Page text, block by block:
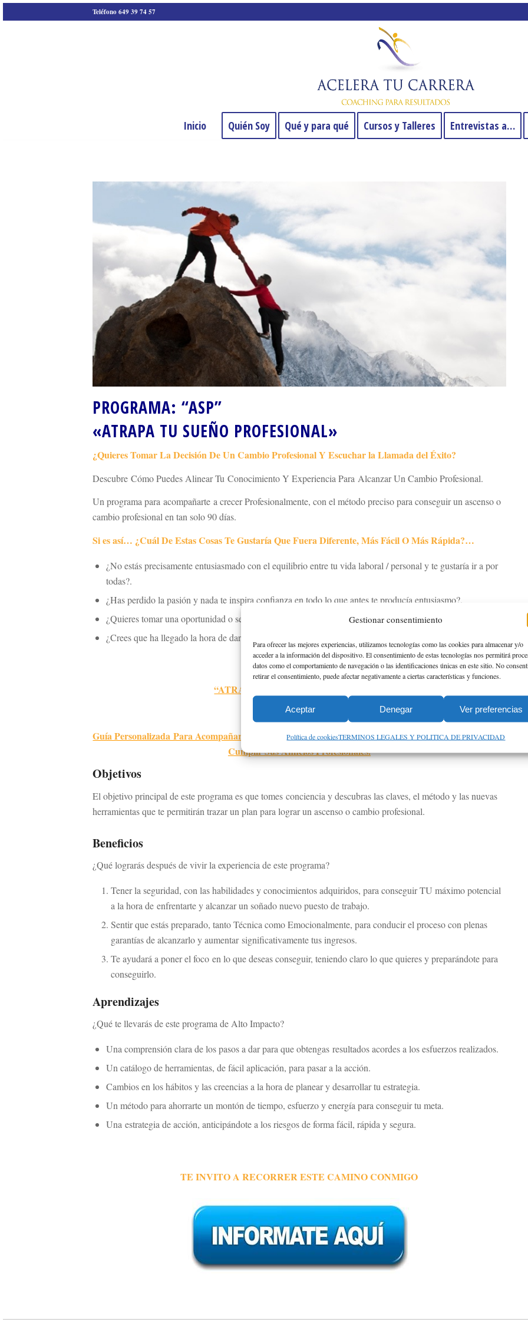
Gestionar consentimiento
Para ofrecer las mejores experiencias, utilizamos tecnologías como las cookies para almacenar y/o
acceder a la información del dispositivo. El consentimiento de estas tecnologías nos permitirá
datos como el comportamiento de navegación o las identificaciones únicas en este sitio. No
retirar el consentimiento, puede afectar negativamente a ciertas características y funciones.
Aceptar Denegar Ver preferencias
Política de cookiesTERMINOS LEGALES Y POLITICA DE PRIVACIDAD
Teléfono 649 39 74 57
Inicio Quién Soy Qué y para qué Cursos y Talleres Entrevistas a…
PROGRAMA: “ASP”
«ATRAPA TU SUEÑO PROFESIONAL»
¿Quieres Tomar La Decisión De Un Cambio Profesional Y Escuchar la Llamada del Éxito?
Descubre Cómo Puedes Alinear Tu Conocimiento Y Experiencia Para Alcanzar Un Cambio Profesional.
Un programa para acompañarte a crecer Profesionalmente, con el método preciso para conseguir un ascenso o
cambio profesional en tan solo 90 días.
Si es así… ¿Cuál De Estas Cosas Te Gustaría Que Fuera Diferente, Más Fácil O Más Rápida?…
¿No estás precisamente entusiasmado con el equilibrio entre tu vida laboral / personal y te gustaría ir a por
todas?.
¿Has perdido la pasión y nada te inspira confianza en todo lo que antes te producía entusiasmo?.
¿Quieres tomar una oportunidad o seguir esperando a que como, ocurre raramente esta se presente?
¿Crees que ha llegado la hora de dar a tus ideas y sueños otras posibilidades?.
“ATRAPA TU SUEÑO PROFESIONAL”
es la
Guía Personalizada Para Acompañar A Mandos Intermedios Y Personas Con Inquietudes Y Deseos De
Cumplir Sus Anhelos Profesionales.
Objetivos
El objetivo principal de este programa es que tomes conciencia y descubras las claves, el método y las nuevas
herramientas que te permitirán trazar un plan para lograr un ascenso o cambio profesional.
Beneficios
¿Qué lograrás después de vivir la experiencia de este programa?
Tener la seguridad, con las habilidades y conocimientos adquiridos, para conseguir TU máximo potencial
a la hora de enfrentarte y alcanzar un soñado nuevo puesto de trabajo.
Sentir que estás preparado, tanto Técnica como Emocionalmente, para conducir el proceso con plenas
garantías de alcanzarlo y aumentar significativamente tus ingresos.
Te ayudará a poner el foco en lo que deseas conseguir, teniendo claro lo que quieres y preparándote para
conseguirlo.
Aprendizajes
¿Qué te llevarás de este programa de Alto Impacto?
Una comprensión clara de los pasos a dar para que obtengas resultados acordes a los esfuerzos realizados.
Un catálogo de herramientas, de fácil aplicación, para pasar a la acción.
Cambios en los hábitos y las creencias a la hora de planear y desarrollar tu estrategia.
Un método para ahorrarte un montón de tiempo, esfuerzo y energía para conseguir tu meta.
Una estrategia de acción, anticipándote a los riesgos de forma fácil, rápida y segura.
TE INVITO A RECORRER ESTE CAMINO CONMIGO